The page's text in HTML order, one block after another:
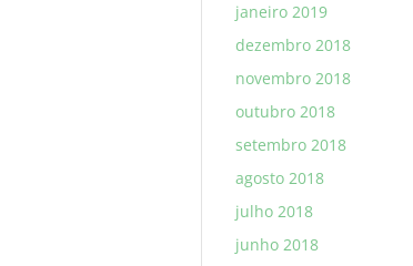
janeiro 2019
dezembro 2018
novembro 2018
outubro 2018
setembro 2018
agosto 2018
julho 2018
junho 2018